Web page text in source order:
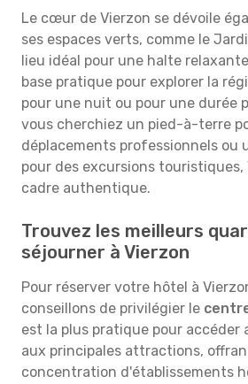
Le cœur de Vierzon se dévoile
ses espaces verts, comme le
lieu idéal pour une halte
base pratique pour explorer la
pour une nuit ou pour une durée
vous cherchiez un pied-à-terre
déplacements professionnels ou
pour des excursions touristiques,
cadre authentique.
Trouvez les meilleurs
séjourner à Vierzon
Pour réserver votre hôtel à
conseillons de privilégier le
est la plus pratique pour accéder
aux principales attractions,
concentration d'établissements